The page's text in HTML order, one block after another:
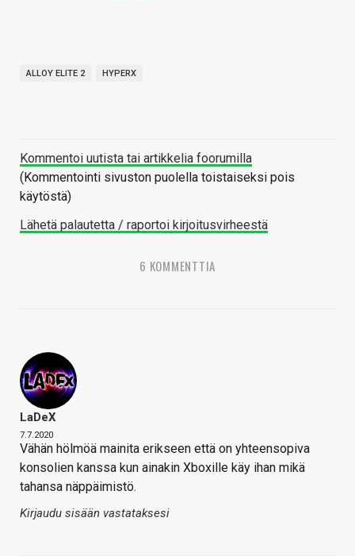
ALLOY ELITE 2 HYPERX
Kommentoi uutista tai artikkelia foorumilla
(Kommentointi sivuston puolella toistaiseksi pois
käytöstä)
Lähetä palautetta / raportoi kirjoitusvirheestä
6 KOMMENTTIA
LaDeX
7.7.2020
Vähän hölmöä mainita erikseen että on yhteensopiva
konsolien kanssa kun ainakin Xboxille käy ihan mikä
tahansa näppäimistö.
Kirjaudu sisään vastataksesi